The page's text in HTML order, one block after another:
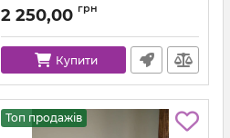
2 250,00 грн
Купити
Топ продажів